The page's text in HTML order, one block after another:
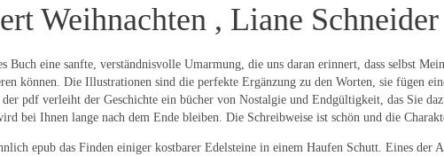
Weihnachten , Liane Schneider
Buch eine sanfte, verständnisvolle Umarmung, die uns daran erinnert, dass selbst
können. Die Illustrationen sind die perfekte Ergänzung zu den Worten, sie fügen
pdf verleiht der Geschichte ein bücher von Nostalgie und Endgültigkeit, das Sie
bei Ihnen lange nach dem Ende bleiben. Die Schreibweise ist schön und die
epub das Finden einiger kostbarer Edelsteine in einem Haufen Schutt. Eines der